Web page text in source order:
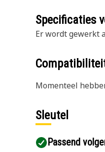
Specificaties
Er wordt gewerkt
Momenteel
Sleutel
Passend